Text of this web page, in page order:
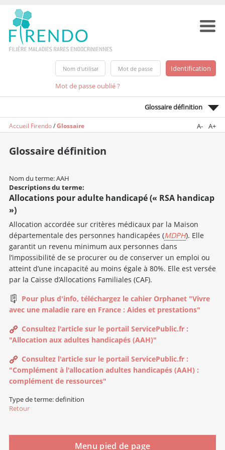
Mot de passe oublié ?
Glossaire définition
Accueil Firendo/Glossaire A- A+
Glossaire définition
Nom du terme: AAH
Descriptions du terme:
Allocations pour adulte handicapé (« RSA handicap
»)
Allocation accordée sur critères médicaux par la Maison
départementale des personnes handicapées (MDPH). Elle
garantit un revenu minimum aux personnes dans
l’impossibilité de se procurer ou de conserver un emploi ou
atteint d’une incapacité au moins égale à 80%. Elle est versée
par la Caisse d’Allocations Familiales (CAF).
Pour plus d'info, téléchargez le cahier Orphanet "Vivre
avec une maladie rare en France : Aides et prestations"
Consultez l'article sur le portail ServicePublic.fr :
"Allocation aux adultes handicapés (AAH)"
Consultez l'article sur le portail ServicePublic.fr :
"Complément à l'allocation adultes handicapés (AAH) :
complément de ressources"
Type de terme: definition
Retour
Menu pied de page